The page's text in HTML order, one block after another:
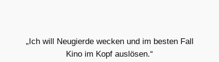
„Ich will Neugierde wecken und im besten Fall
Kino im Kopf auslösen.“